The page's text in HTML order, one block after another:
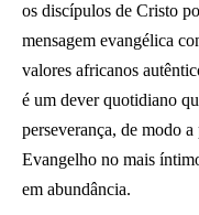
os discípulos de Cristo
mensagem evangélica
valores africanos
é um dever quotidiano
perseverança, de modo
Evangelho no mais
em abundância.